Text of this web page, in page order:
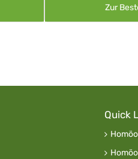
Zur
Quick